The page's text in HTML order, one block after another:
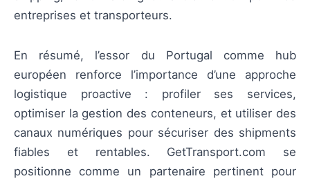
entreprises et transporteurs.
En résumé, l’essor du Portugal comme hub
européen renforce l’importance d’une approche
logistique proactive : profiler ses services,
optimiser la gestion des conteneurs, et utiliser des
canaux numériques pour sécuriser des shipments
fiables et rentables. GetTransport.com se
positionne comme un partenaire pertinent pour